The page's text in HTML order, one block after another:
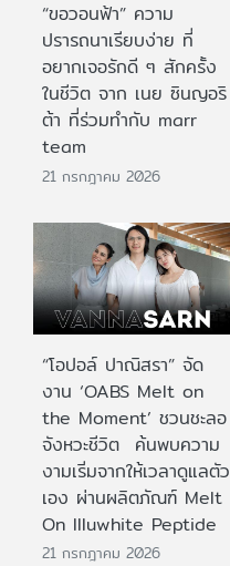
“ขอวอนฟ้า” ความ
ปรารถนาเรียบง่าย ที่
อยากเจอรักดี ๆ สักครั้ง
ในชีวิต จาก เนย ซินญอริ
ต้า ที่ร่วมทำกับ marr
team
21 กรกฎาคม 2026
“โอปอล์ ปาณิสรา” จัด
งาน ‘OABS Melt on
the Moment’ ชวนชะลอ
จังหวะชีวิต ค้นพบความ
งามเริ่มจากให้เวลาดูแลตัว
เอง ผ่านผลิตภัณฑ์ Melt
On Illuwhite Peptide
21 กรกฎาคม 2026